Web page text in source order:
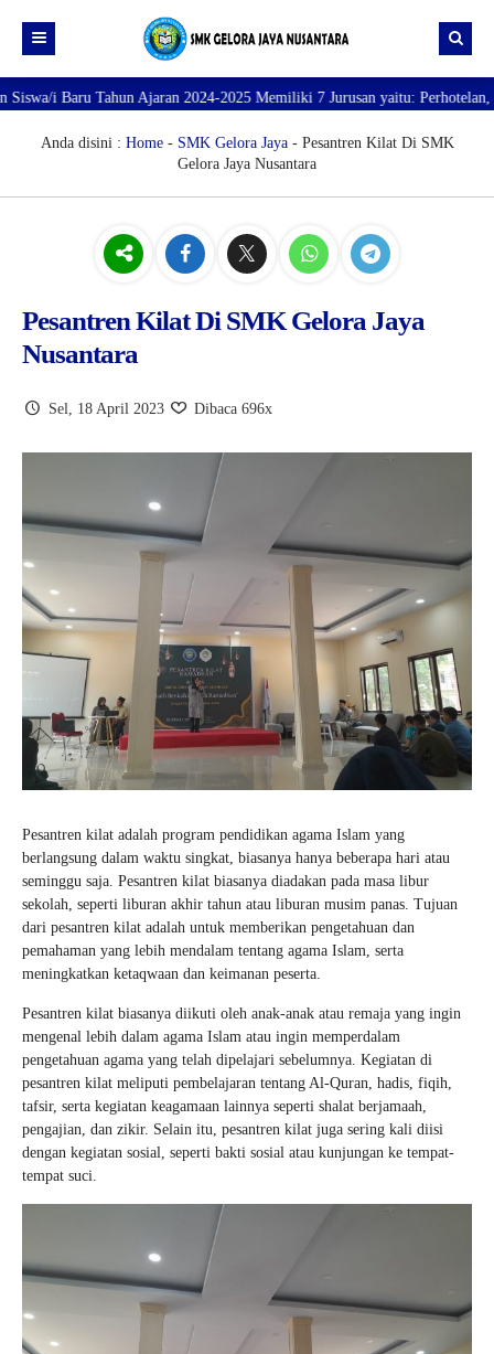
Beranda
Profil
SARANA PRASARANA
DATA GURU
Tahun Ajaran 2024-2025 Memiliki 7 Jurusan yaitu: Perhotelan,
Anda disini : Home- SMK Gelora Jaya- Pesantren Kilat Di SMK
Gelora Jaya Nusantara
Pesantren Kilat Di SMK Gelora Jaya
Nusantara
Sel, 18 April 2023 Dibaca 696x
Pesantren kilat adalah program pendidikan agama Islam yang
berlangsung dalam waktu singkat, biasanya hanya beberapa hari atau
seminggu saja. Pesantren kilat biasanya diadakan pada masa libur
sekolah, seperti liburan akhir tahun atau liburan musim panas. Tujuan
dari pesantren kilat adalah untuk memberikan pengetahuan dan
pemahaman yang lebih mendalam tentang agama Islam, serta
meningkatkan ketaqwaan dan keimanan peserta.
Pesantren kilat biasanya diikuti oleh anak-anak atau remaja yang ingin
mengenal lebih dalam agama Islam atau ingin memperdalam
pengetahuan agama yang telah dipelajari sebelumnya. Kegiatan di
pesantren kilat meliputi pembelajaran tentang Al-Quran, hadis, fiqih,
tafsir, serta kegiatan keagamaan lainnya seperti shalat berjamaah,
pengajian, dan zikir. Selain itu, pesantren kilat juga sering kali diisi
dengan kegiatan sosial, seperti bakti sosial atau kunjungan ke tempat-
tempat suci.